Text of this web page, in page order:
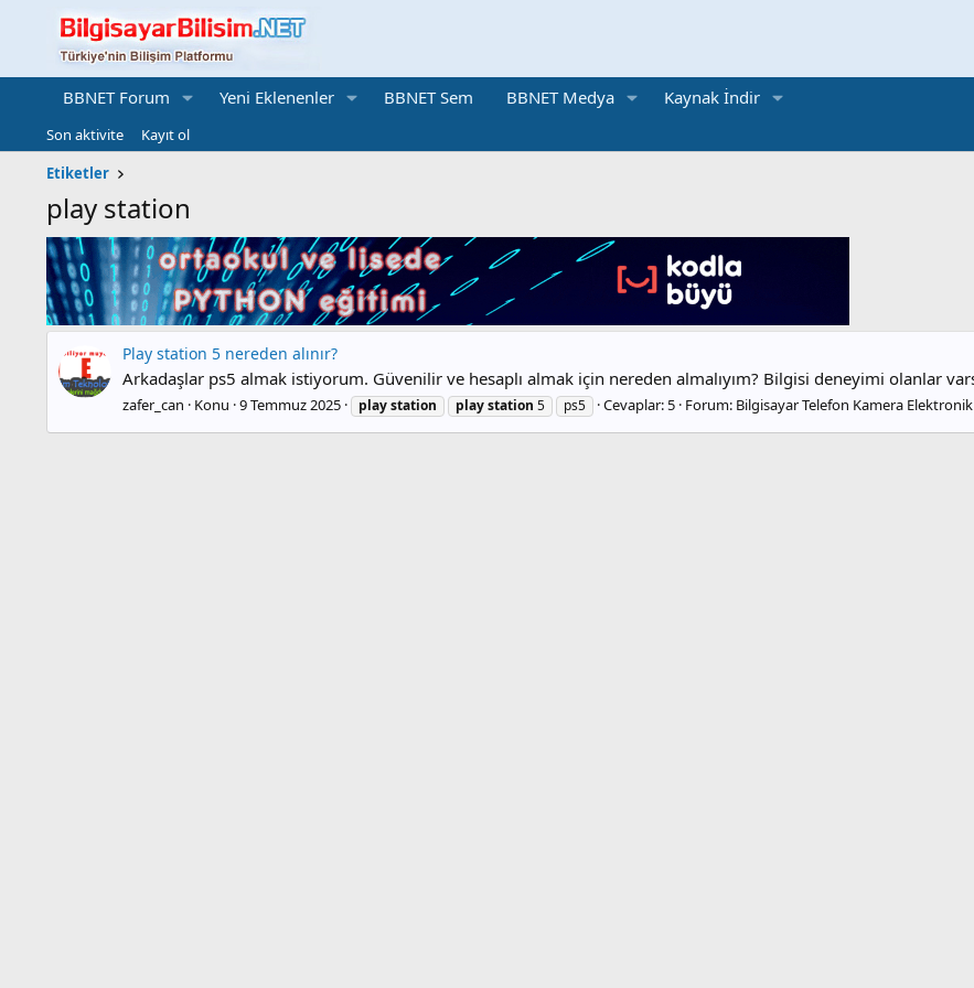
BBNET Forum Yeni Eklenenler BBNET Sem BBNET Medya Kaynak İndir
Son aktivite
Kayıt ol
Etiketler
play station
Play station 5 nereden alınır?
Arkadaşlar ps5 almak istiyorum. Güvenilir ve hesaplı almak için nereden almalıyım? Bilgisi deneyimi olanlar
zafer_can Konu 9 Temmuz 2025 playstation playstation 5 ps5 Cevaplar: 5 Forum: Bilgisayar Telefon Kamera